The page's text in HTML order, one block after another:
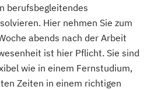
berufsbegleitendes
Hier nehmen Sie zum
abends nach der Arbeit
ist hier Pflicht. Sie sind
wie in einem Fernstudium,
Zeiten in einem richtigen